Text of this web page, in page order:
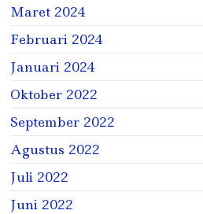
Maret 2024
Februari 2024
Januari 2024
Oktober 2022
September 2022
Agustus 2022
Juli 2022
Juni 2022